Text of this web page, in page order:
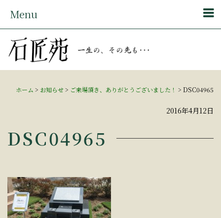
Menu
ホーム > お知らせ> ご来場頂き、ありがとうございました！ > DSC04965
2016年4月12日
DSC04965